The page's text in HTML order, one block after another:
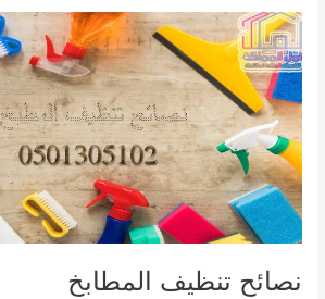
نصائح تنظيف المطابخ